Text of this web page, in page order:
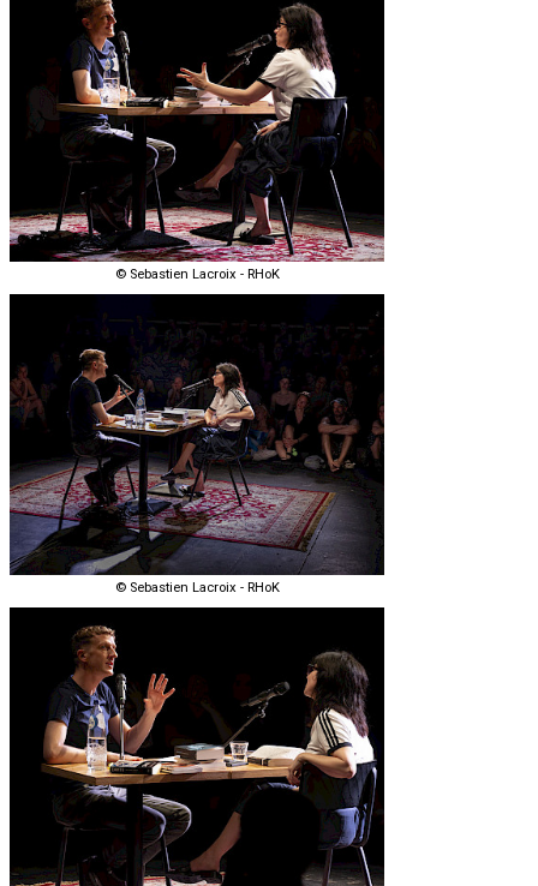
© Sebastien Lacroix - RHoK
© Sebastien Lacroix - RHoK